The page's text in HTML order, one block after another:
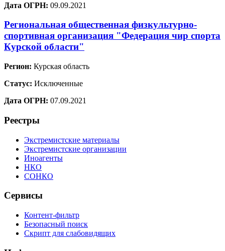
Дата ОГРН: 09.09.2021
Региональная общественная физкультурно-
спортивная организация "Федерация чир спорта
Курской области"
Регион: Курская область
Статус: Исключенные
Дата ОГРН: 07.09.2021
Реестры
Экстремистские материалы
Экстремистские организации
Иноагенты
НКО
СОНКО
Сервисы
Контент-фильтр
Безопасный поиск
Скрипт для слабовидящих